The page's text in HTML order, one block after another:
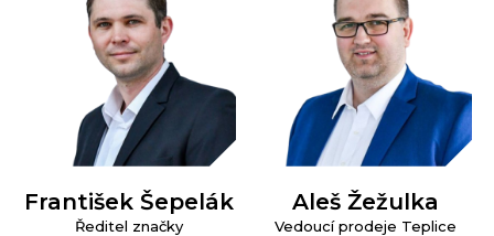
František Šepelák
Ředitel značky
Aleš Žežulka
Vedoucí prodeje Teplice